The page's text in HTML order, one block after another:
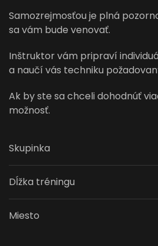
Samozrejmosťou je plná
sa vám bude venovať.
Inštruktor vám pripraví
a naučí vás techniku
Ak by ste sa chceli dohodnúť
možnosť.
Skupinka
Dĺžka tréningu
Miesto